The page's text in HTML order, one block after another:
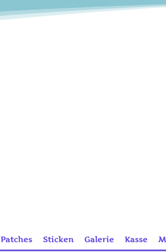
Patches Sticken Galerie Kasse